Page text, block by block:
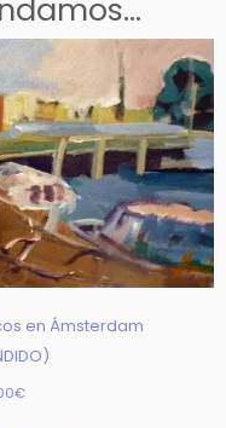
en Ámsterdam
€